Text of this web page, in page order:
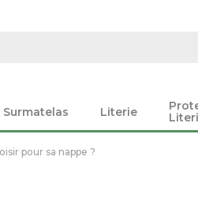
Surmatelas Literie
pour sa nappe ?